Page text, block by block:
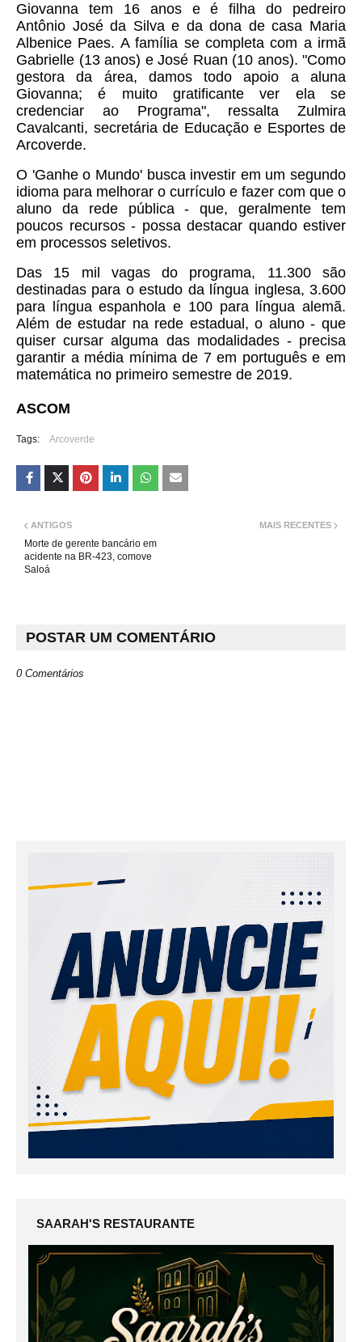
Giovanna tem 16 anos e é filha do pedreiro
Antônio José da Silva e da dona de casa Maria
Albenice Paes. A família se completa com a irmã
Gabrielle (13 anos) e José Ruan (10 anos). "Como
gestora da área, damos todo apoio a aluna
Giovanna; é muito gratificante ver ela se
credenciar ao Programa", ressalta Zulmira
Cavalcanti, secretária de Educação e Esportes de
Arcoverde.
O 'Ganhe o Mundo' busca investir em um segundo
idioma para melhorar o currículo e fazer com que o
aluno da rede pública - que, geralmente tem
poucos recursos - possa destacar quando estiver
em processos seletivos.
Das 15 mil vagas do programa, 11.300 são
destinadas para o estudo da língua inglesa, 3.600
para língua espanhola e 100 para língua alemã.
Além de estudar na rede estadual, o aluno - que
quiser cursar alguma das modalidades - precisa
garantir a média mínima de 7 em português e em
matemática no primeiro semestre de 2019.
ASCOM
Tags: Arcoverde
MAIS RECENTES
ANTIGOS
Morte de gerente bancário em
acidente na BR-423, comove
Saloá
POSTAR UM COMENTÁRIO
0 Comentários
SAARAH'S RESTAURANTE